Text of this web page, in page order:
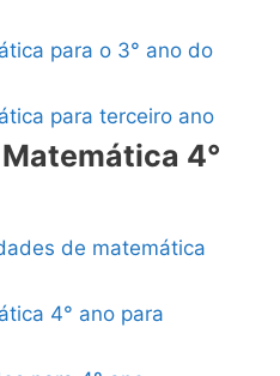
para o 3° ano do
para terceiro ano
4°
de matemática
4° ano para